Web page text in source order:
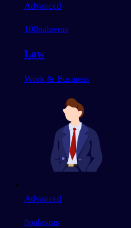
Advanced
100palavras
Law
Work & Business
Advanced
0palavras